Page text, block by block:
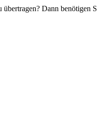
Dann benötigen